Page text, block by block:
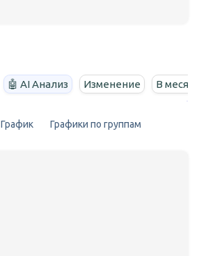
🤖 AI Анализ Изменение В месяц
График Графики по группам